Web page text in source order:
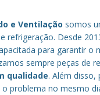
e Ventilação somos
refrigeração. Desde
para garantir o
sempre peças de
qualidade. Além disso,
problema no mesmo